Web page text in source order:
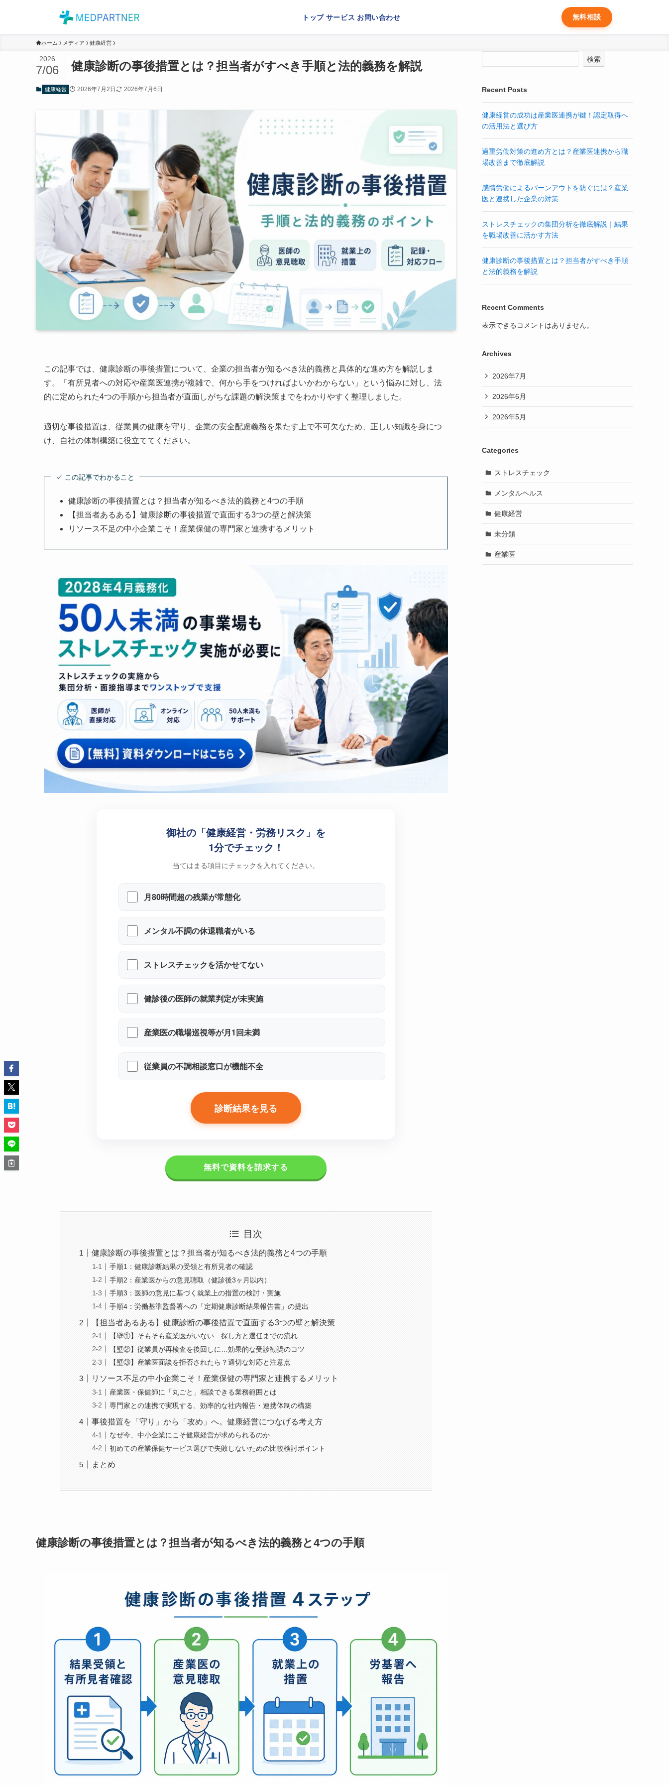
トップ サービス お問い合わせ 無料相談
ホーム メディア 健康経営
健康診断の事後措置とは？担当者がすべき手順と法的義務を解説
2026
7/06
健康経営 2026年7月2日 2026年7月6日
この記事では、健康診断の事後措置について、企業の担当者が知るべき法的義務と具体的な進め方を解説しま
す。「有所見者への対応や産業医連携が複雑で、何から手をつければよいかわからない」という悩みに対し、法
的に定められた4つの手順から担当者が直面しがちな課題の解決策までをわかりやすく整理しました。
適切な事後措置は、従業員の健康を守り、企業の安全配慮義務を果たす上で不可欠なため、正しい知識を身につ
け、自社の体制構築に役立ててください。
✓ この記事でわかること
健康診断の事後措置とは？担当者が知るべき法的義務と4つの手順
【担当者あるある】健康診断の事後措置で直面する3つの壁と解決策
リソース不足の中小企業こそ！産業保健の専門家と連携するメリット
御社の「健康経営・労務リスク」を
1分でチェック！
当てはまる項目にチェックを入れてください。
月80時間超の残業が常態化
メンタル不調の休退職者がいる
ストレスチェックを活かせてない
健診後の医師の就業判定が未実施
産業医の職場巡視等が月1回未満
従業員の不調相談窓口が機能不全
診断結果を見る
無料で資料を請求する
目次
健康診断の事後措置とは？担当者が知るべき法的義務と4つの手順
手順1：健康診断結果の受領と有所見者の確認
手順2：産業医からの意見聴取（健診後3ヶ月以内）
手順3：医師の意見に基づく就業上の措置の検討・実施
手順4：労働基準監督署への「定期健康診断結果報告書」の提出
【担当者あるある】健康診断の事後措置で直面する3つの壁と解決策
【壁①】そもそも産業医がいない…探し方と選任までの流れ
【壁②】従業員が再検査を後回しに…効果的な受診勧奨のコツ
【壁③】産業医面談を拒否されたら？適切な対応と注意点
リソース不足の中小企業こそ！産業保健の専門家と連携するメリット
産業医・保健師に「丸ごと」相談できる業務範囲とは
専門家との連携で実現する、効率的な社内報告・連携体制の構築
事後措置を「守り」から「攻め」へ。健康経営につなげる考え方
なぜ今、中小企業にこそ健康経営が求められるのか
初めての産業保健サービス選びで失敗しないための比較検討ポイント
まとめ
健康診断の事後措置とは？担当者が知るべき法的義務と4つの手順
検索
Recent Posts
健康経営の成功は産業医連携が鍵！認定取得へ
の活用法と選び方
過重労働対策の進め方とは？産業医連携から職
場改善まで徹底解説
感情労働によるバーンアウトを防ぐには？産業
医と連携した企業の対策
ストレスチェックの集団分析を徹底解説｜結果
を職場改善に活かす方法
健康診断の事後措置とは？担当者がすべき手順
と法的義務を解説
Recent Comments
表示できるコメントはありません。
Archives
2026年7月
2026年6月
2026年5月
Categories
ストレスチェック
メンタルヘルス
健康経営
未分類
産業医